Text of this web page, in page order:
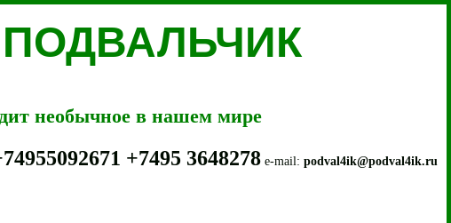
ПОДВАЛЬЧИК
необычное в нашем мире
+7495 3648278 e-mail: podval4ik@podval4ik.ru